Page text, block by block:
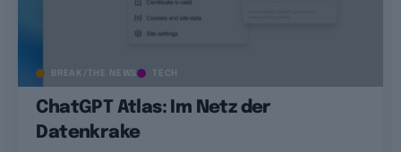
BREAK/THE NEWS TECH
ChatGPT Atlas: Im Netz der
Datenkrake